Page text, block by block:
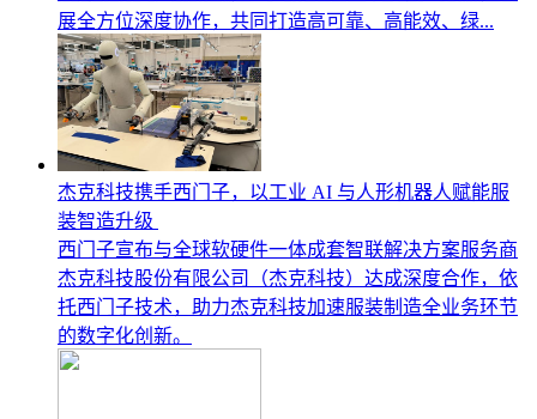
展全方位深度协作，共同打造高可靠、高能效、绿...
杰克科技携手西门子，以工业 AI 与人形机器人赋能服
装智造升级
西门子宣布与全球软硬件一体成套智联解决方案服务商
杰克科技股份有限公司（杰克科技）达成深度合作，依
托西门子技术，助力杰克科技加速服装制造全业务环节
的数字化创新。